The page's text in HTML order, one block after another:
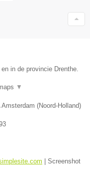
in de provincie Drenthe.
▼
Amsterdam (Noord-Holland)
| Screenshot